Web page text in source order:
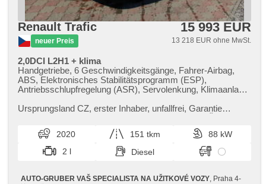
Renault Trafic
neuer Preis
15 993 EUR
13 218 EUR ohne MwSt.
2,0DCI L2H1 + klima
Handgetriebe, 6 Geschwindigkeitsgänge, Fahrer-Airbag,
ABS, Elektronisches Stabilitätsprogramm (ESP),
Antriebsschlupfregelung (ASR), Servolenkung, Klimaanlage,
senzory zadní, Lenkrad einstellbar, Multifunktionslenkrad,
Zentralverriegelung mit Funkfernbedienung,
höheneinstellbare Fahrersitz, Abnutzungssensor des
Bremsbelages, Vorderlichter LED, Drehzahlmesser, USB,
Autoradio, Außenthermometer, beheizte Spiegel, Getönte
Ursprungsland CZ,​ erster Inhaber,​ unfallfrei,​ Garantie
!!!! Doživotní záruka na ...
2020 151 tkm
88 kW
2 l
Diesel
AUTO-GRUBER VAŠ SPECIALISTA NA UŽITKOVÉ VOZY , Praha 4-